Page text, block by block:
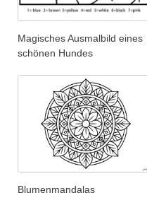
Magisches Ausmalbild eines
schönen Hundes
Blumenmandalas